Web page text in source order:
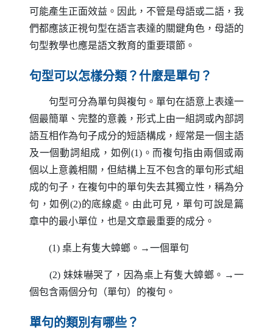
可能產生正面效益。因此，不管是母語或二語，我
們都應該正視句型在語言表達的關鍵角色，母語的
句型教學也應是語文教育的重要環節。
句型可以怎樣分類？什麼是單句？
句型可分為單句與複句。單句在語意上表達一
個最簡單、完整的意義，形式上由一組詞或內部詞
語互相作為句子成分的短語構成，經常是一個主語
及一個動詞組成，如例(1)。而複句指由兩個或兩
個以上意義相關，但結構上互不包含的單句形式組
成的句子，在複句中的單句失去其獨立性，稱為分
句，如例(2)的底線處。由此可見，單句可說是篇
章中的最小單位，也是文章最重要的成分。
(1) 桌上有隻大蟑螂。→一個單句
(2) 妹妹嚇哭了，因為桌上有隻大蟑螂。→一
個包含兩個分句（單句）的複句。
單句的類別有哪些？